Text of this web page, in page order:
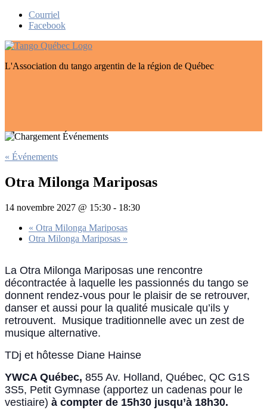
Skip
Courriel
Facebook
L'Association du tango argentin de la région de Québec
« Événements
Otra Milonga Mariposas
14 novembre 2027 @ 15:30 - 18:30
« Otra Milonga Mariposas
Otra Milonga Mariposas »
La Otra Milonga Mariposas une rencontre
décontractée à laquelle les passionnés du tango se
donnent rendez-vous pour le plaisir de se retrouver,
danser et aussi pour la qualité musicale qu’ils y
retrouvent. Musique traditionnelle avec un zest de
musique alternative.
TDj et hôtesse Diane Hainse
YWCA Québec, 855 Av. Holland, Québec, QC G1S
3S5, Petit Gymnase (apportez un cadenas pour le
vestiaire) à compter de 15h30 jusqu’à 18h30.